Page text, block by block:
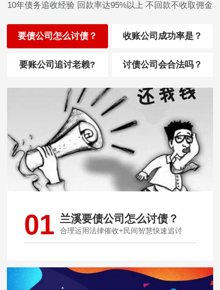
10年债务追收经验 回款率达95%以上 不回款不收取佣金
要债公司怎么讨债？ 收账公司成功率是？
要账公司追讨老赖? 讨债公司会合法吗？
01 兰溪要债公司怎么讨债？
合理运用法律催收+民间智慧快速追讨